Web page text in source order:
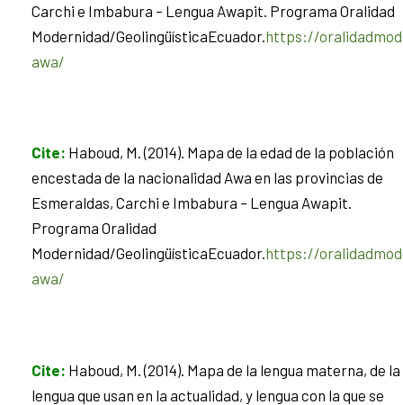
Carchi e Imbabura – Lengua Awapit. Programa Oralidad
Modernidad/GeolingüísticaEcuador. https://
awa/
Cite: Haboud, M. (2014). Mapa de la edad de la población
encestada de la nacionalidad Awa en las provincias de
Esmeraldas, Carchi e Imbabura – Lengua Awapit.
Programa Oralidad
Modernidad/GeolingüísticaEcuador.https://
awa/
Cite: Haboud, M. (2014). Mapa de la lengua materna, de la
lengua que usan en la actualidad, y lengua con la que se